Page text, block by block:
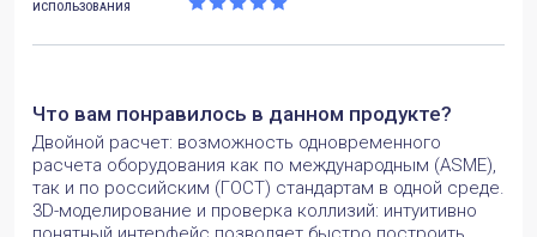
ИСПОЛЬЗОВАНИЯ
Что вам понравилось в данном продукте?
Двойной расчет: возможность одновременного
расчета оборудования как по международным (ASME),
так и по российским (ГОСТ) стандартам в одной среде.
3D-моделирование и проверка коллизий: интуитивно